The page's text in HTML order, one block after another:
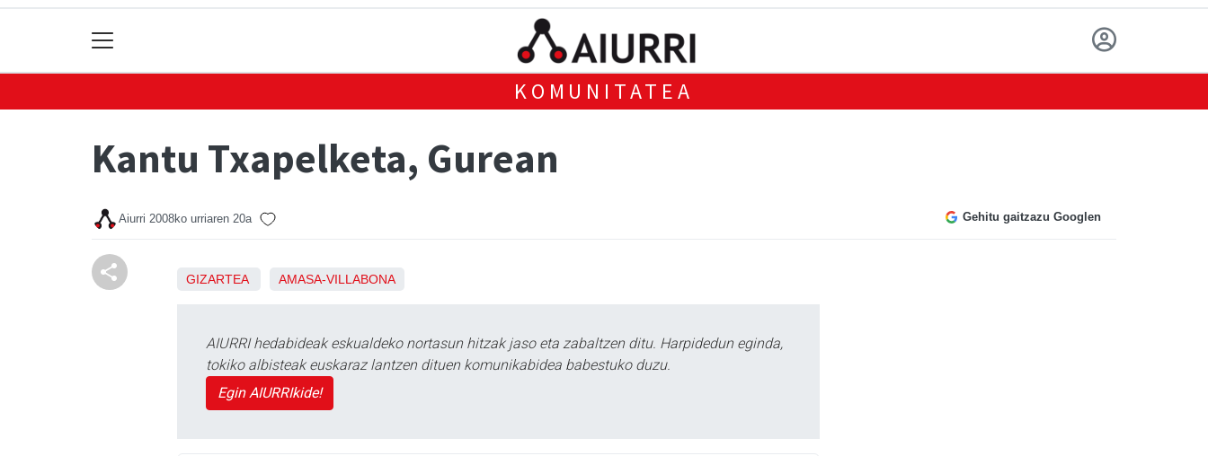
KOMUNITATEA
Kantu Txapelketa, Gurean
Aiurri 2008ko urriaren 20a Gehitu gaitzazu Googlen
GIZARTEA AMASA-VILLABONA
AIURRI hedabideak eskualdeko nortasun hitzak jaso eta zabaltzen ditu. Harpidedun eginda,
tokiko albisteak euskaraz lantzen dituen komunikabidea babestuko duzu.
Egin AIURRIkide!